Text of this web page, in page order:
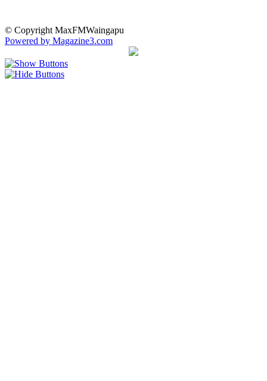
© Copyright MaxFMWaingapu
Powered by Magazine3.com